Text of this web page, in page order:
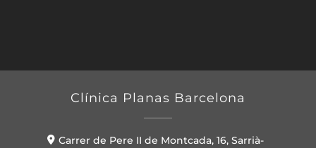
Clínica Planas Barcelona
Carrer de Pere II de Montcada, 16, Sarrià-